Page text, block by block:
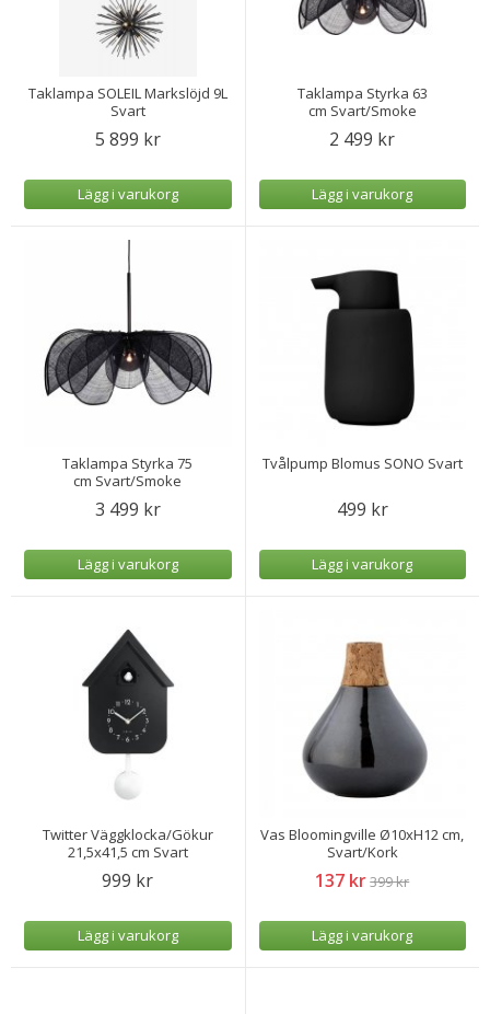
Taklampa SOLEIL Markslöjd 9L
Svart
5 899 kr
Lägg i varukorg
Taklampa Styrka 63
cm Svart/Smoke
2 499 kr
Lägg i varukorg
Taklampa Styrka 75
cm Svart/Smoke
3 499 kr
Lägg i varukorg
Tvålpump Blomus SONO Svart
499 kr
Lägg i varukorg
Twitter Väggklocka/Gökur
21,5x41,5 cm Svart
999 kr
Lägg i varukorg
Vas Bloomingville Ø10xH12 cm,
Svart/Kork
137 kr399 kr
Lägg i varukorg